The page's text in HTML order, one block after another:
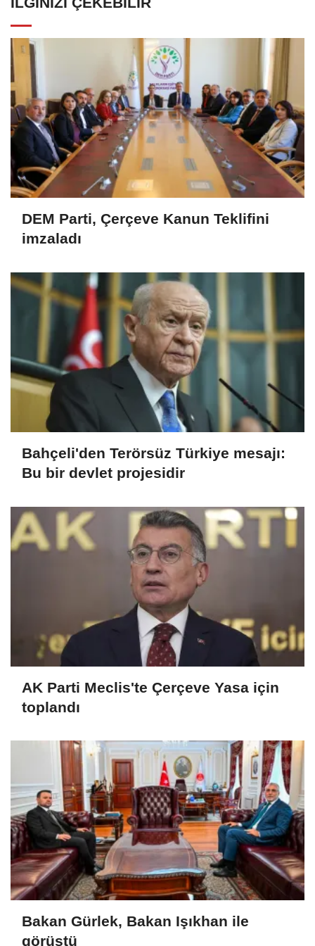
DEM Parti, Çerçeve Kanun Teklifini
imzaladı
Bahçeli'den Terörsüz Türkiye mesajı:
Bu bir devlet projesidir
AK Parti Meclis'te Çerçeve Yasa için
toplandı
Bakan Gürlek, Bakan Işıkhan ile
görüştü